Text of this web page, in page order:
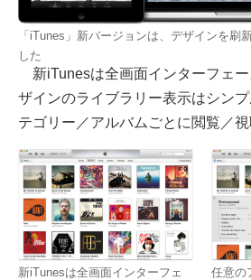
「iTunes」新バージョンは、デザインを刷
した
新iTunesは全画面インターフェ
ザインのライブラリー表示はシン
テゴリー／アルバムごとに閲覧／視
新iTunesは全画面インターフェ
任意の